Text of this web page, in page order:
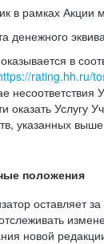
в рамках Акции
денежного
в
rating.hh.ru/
несоответствия
оказать Услугу
указанных
положения
оставляет
новой